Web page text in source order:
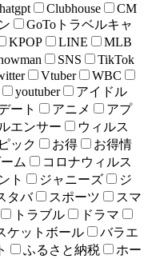
Clubhouse
CM
GoToトラベルキャ
KPOP LINE
MLB
SNS
TikTok
Vtuber
WBC
youtuber
アイドル
ート アニメ
アプ
エンサー
ウィルス
ック お得
お得情
ム
コロナウィルス
ト ジャニーズ
ジ
タバ スポーツ
スマ
トラブル
ドラマ
ケットボール
バラエ
ふるさと納税
ホー